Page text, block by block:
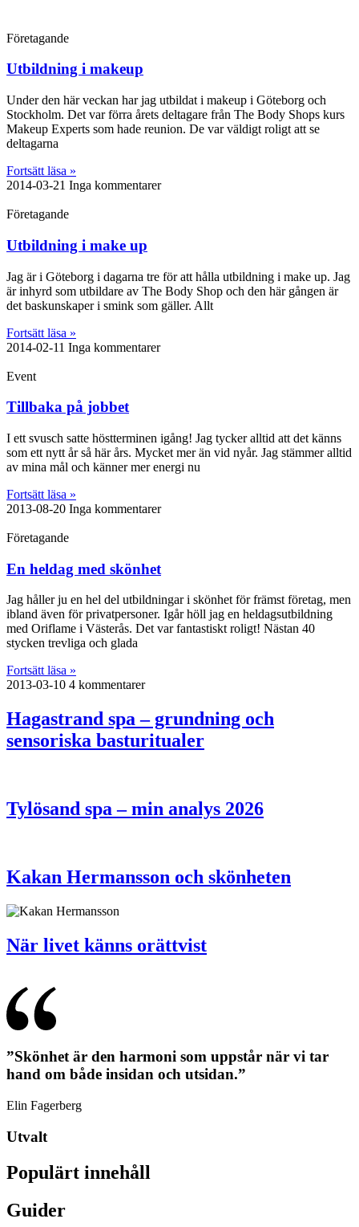
Företagande
Utbildning i makeup
Under den här veckan har jag utbildat i makeup i Göteborg och
Stockholm. Det var förra årets deltagare från The Body Shops kurs
Makeup Experts som hade reunion. De var väldigt roligt att se
deltagarna
Fortsätt läsa »
2014-03-21 Inga kommentarer
Företagande
Utbildning i make up
Jag är i Göteborg i dagarna tre för att hålla utbildning i make up. Jag
är inhyrd som utbildare av The Body Shop och den här gången är
det baskunskaper i smink som gäller. Allt
Fortsätt läsa »
2014-02-11 Inga kommentarer
Event
Tillbaka på jobbet
I ett svusch satte höstterminen igång! Jag tycker alltid att det känns
som ett nytt år så här års. Mycket mer än vid nyår. Jag stämmer alltid
av mina mål och känner mer energi nu
Fortsätt läsa »
2013-08-20 Inga kommentarer
Företagande
En heldag med skönhet
Jag håller ju en hel del utbildningar i skönhet för främst företag, men
ibland även för privatpersoner. Igår höll jag en heldagsutbildning
med Oriflame i Västerås. Det var fantastiskt roligt! Nästan 40
stycken trevliga och glada
Fortsätt läsa »
2013-03-10 4 kommentarer
Hagastrand spa – grundning och
sensoriska basturitualer
Tylösand spa – min analys 2026
Kakan Hermansson och skönheten
När livet känns orättvist
”Skönhet är den harmoni som uppstår när vi tar
hand om både insidan och utsidan.”
Elin Fagerberg
Utvalt
Populärt innehåll
Guider